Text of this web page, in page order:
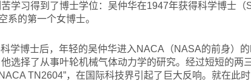
学习得到了博士学位：吴仲华在1947年获得科学博士
系的第一个女博士。
学博士后，年轻的吴仲华进入NACA（NASA的前身）
选择了从事叶轮机械气体动力学的研究。经过短短的两
TN2604”，在国际科技界引起了巨大反响。就在此